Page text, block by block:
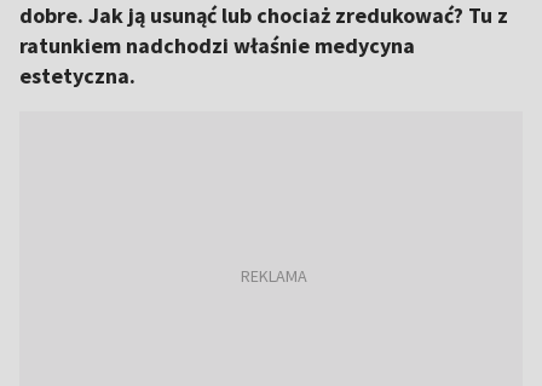
dobre. Jak ją usunąć lub chociaż zredukować? Tu z
ratunkiem nadchodzi właśnie medycyna
estetyczna.